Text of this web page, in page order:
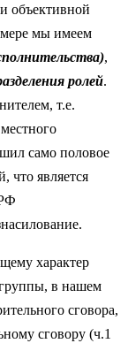
объективной
мы имеем
,
ролей.
т.е.
само половое
что является
характер
группы, в нашем
сговора,
сговору (ч.1